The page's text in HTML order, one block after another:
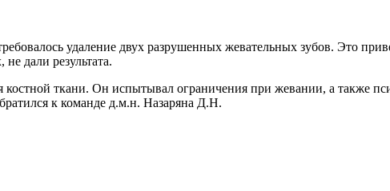
удаление двух разрушенных жевательных зубов. Это
дали результата.
ткани. Он испытывал ограничения при жевании, а также
к команде д.м.н. Назаряна Д.Н.